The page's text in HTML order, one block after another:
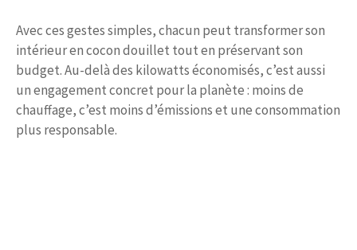
Avec ces gestes simples, chacun peut transformer son
intérieur en cocon douillet tout en préservant son
budget. Au-delà des kilowatts économisés, c’est aussi
un engagement concret pour la planète : moins de
chauffage, c’est moins d’émissions et une consommation
plus responsable.